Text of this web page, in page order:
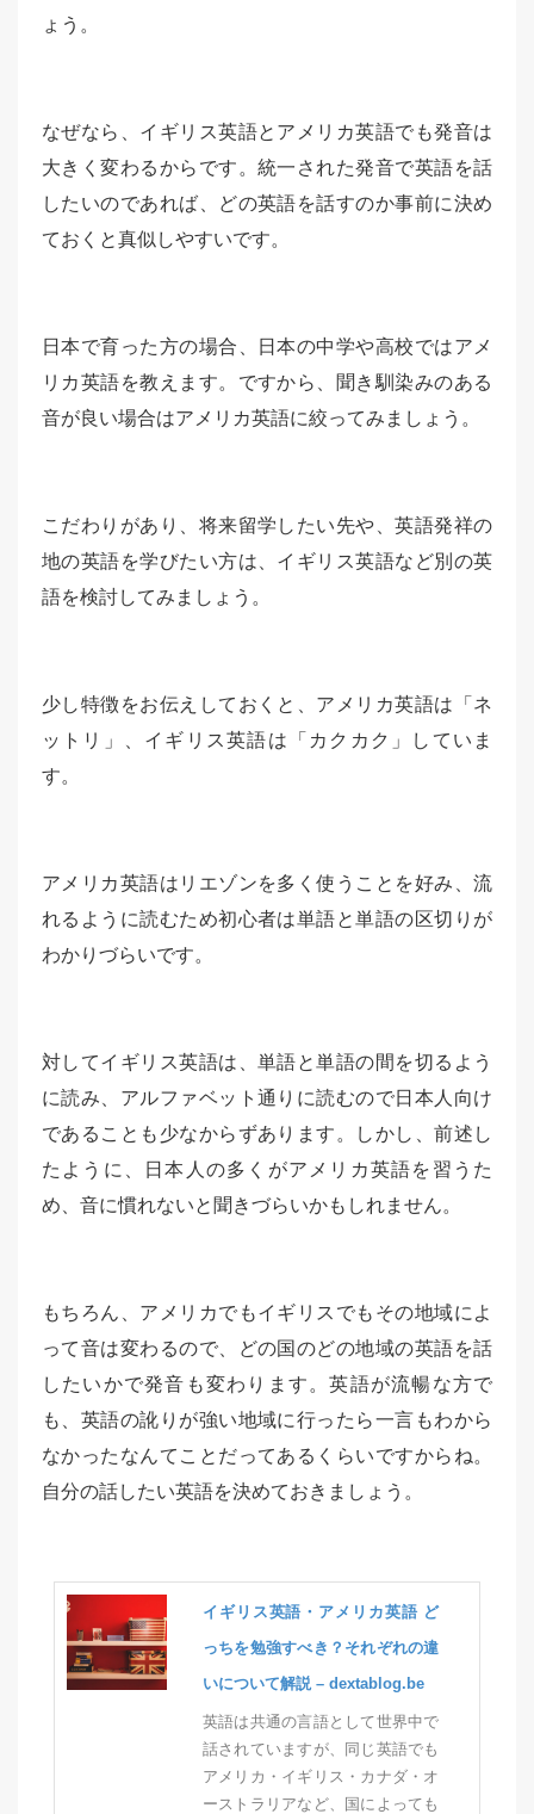
ょう。
なぜなら、イギリス英語とアメリカ英語でも発音は
大きく変わるからです。統一された発音で英語を話
したいのであれば、どの英語を話すのか事前に決め
ておくと真似しやすいです。
日本で育った方の場合、日本の中学や高校ではアメ
リカ英語を教えます。ですから、聞き馴染みのある
音が良い場合はアメリカ英語に絞ってみましょう。
こだわりがあり、将来留学したい先や、英語発祥の
地の英語を学びたい方は、イギリス英語など別の英
語を検討してみましょう。
少し特徴をお伝えしておくと、アメリカ英語は「ネ
ットリ」、イギリス英語は「カクカク」していま
す。
アメリカ英語はリエゾンを多く使うことを好み、流
れるように読むため初心者は単語と単語の区切りが
わかりづらいです。
対してイギリス英語は、単語と単語の間を切るよう
に読み、アルファベット通りに読むので日本人向け
であることも少なからずあります。しかし、前述し
たように、日本人の多くがアメリカ英語を習うた
め、音に慣れないと聞きづらいかもしれません。
もちろん、アメリカでもイギリスでもその地域によ
って音は変わるので、どの国のどの地域の英語を話
したいかで発音も変わります。英語が流暢な方で
も、英語の訛りが強い地域に行ったら一言もわから
なかったなんてことだってあるくらいですからね。
自分の話したい英語を決めておきましょう。
イギリス英語・アメリカ英語 ど
っちを勉強すべき？それぞれの違
いについて解説 – dextablog.be
英語は共通の言語として世界中で
話されていますが、同じ英語でも
アメリカ・イギリス・カナダ・オ
ーストラリアなど、国によっても